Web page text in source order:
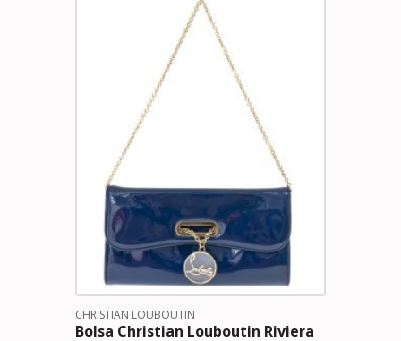
CHRISTIAN LOUBOUTIN
Bolsa Christian Louboutin Riviera